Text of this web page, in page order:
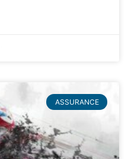
ASSURANCE